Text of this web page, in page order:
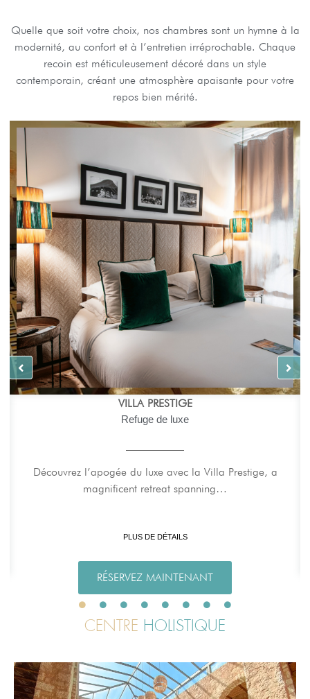
Quelle que soit votre choix, nos chambres sont un hymne à la
modernité, au confort et à l’entretien irréprochable. Chaque
recoin est méticuleusement décoré dans un style
contemporain, créant une atmosphère apaisante pour votre
repos bien mérité.
VILLA VIP
L’élégance à son apogée
magnifique refuge de 120m²…
CENTRE HOLISTIQUE